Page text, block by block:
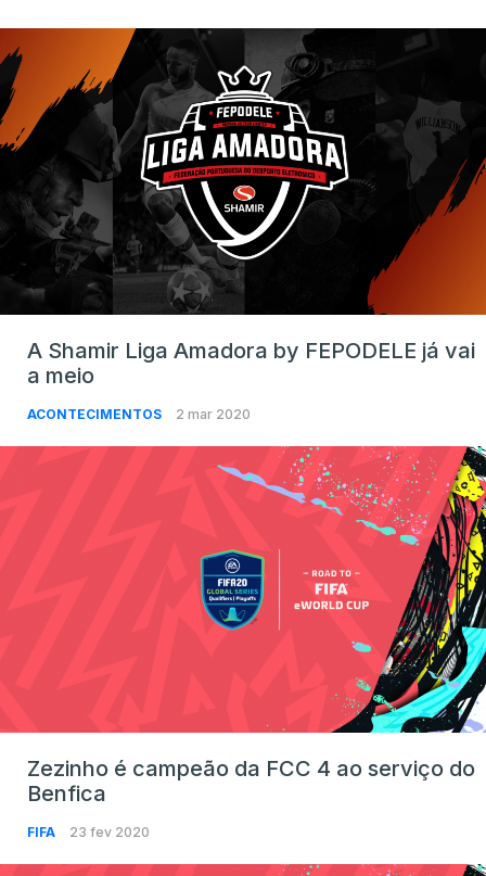
A Shamir Liga Amadora by FEPODELE já vai
a meio
ACONTECIMENTOS 2 mar 2020
Zezinho é campeão da FCC 4 ao serviço do
Benfica
FIFA 23 fev 2020